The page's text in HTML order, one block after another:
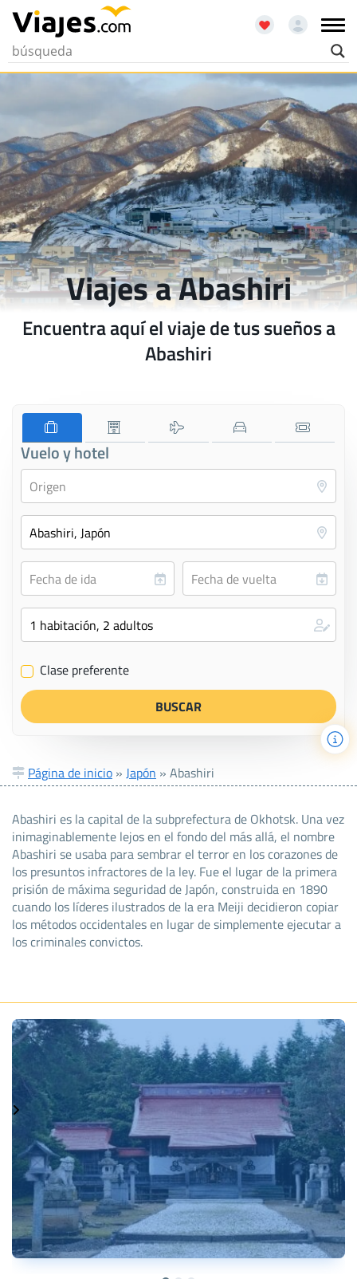
Viajes a Abashiri
Encuentra aquí el viaje de tus sueños a
Abashiri
Vuelo y hotel
✔ Clase preferente
Página de inicio » Japón » Abashiri
Abashiri es la capital de la subprefectura de Okhotsk. Una vez
inimaginablemente lejos en el fondo del más allá, el nombre
Abashiri se usaba para sembrar el terror en los corazones de
los presuntos infractores de la ley. Fue el lugar de la primera
prisión de máxima seguridad de Japón, construida en 1890
cuando los líderes ilustrados de la era Meiji decidieron copiar
los métodos occidentales en lugar de simplemente ejecutar a
los criminales convictos.